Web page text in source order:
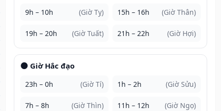
9h – 10h (Giờ Tỵ) 15h – 16h (Giờ Thân)
19h – 20h (Giờ Tuất) 21h – 22h (Giờ Hợi)
🌑 Giờ Hắc đạo
23h – 0h (Giờ Tí) 1h – 2h (Giờ Sửu)
7h – 8h (Giờ Thìn) 11h – 12h (Giờ Ngọ)